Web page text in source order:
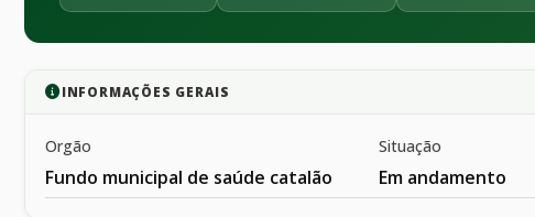
INFORMAÇÕES GERAIS
Orgão
Fundo municipal de saúde catalão
Situação
Em andamento